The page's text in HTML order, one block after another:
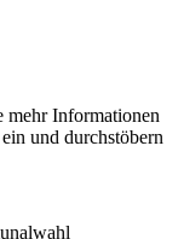
mehr Informationen
und durchstöbern